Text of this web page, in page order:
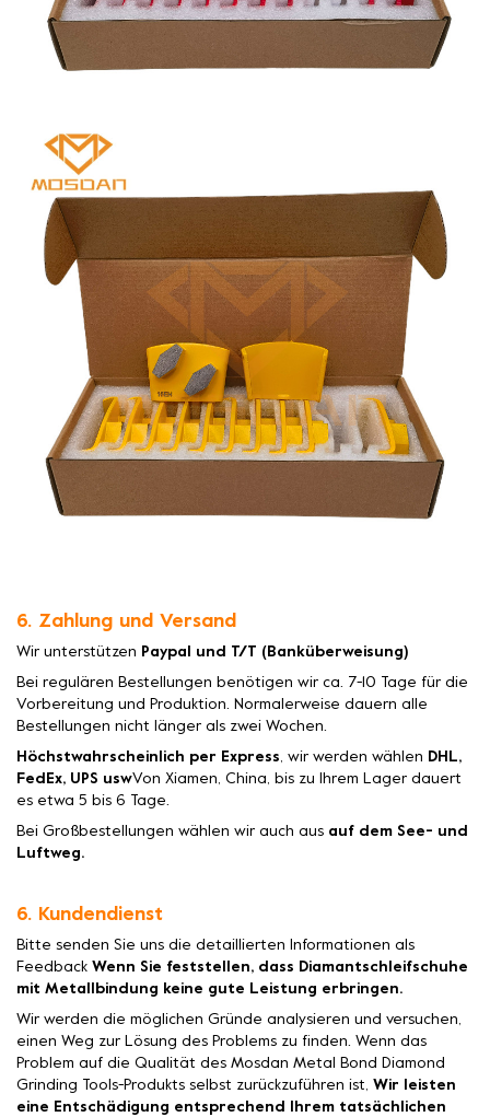
6. Zahlung und Versand
Wir unterstützen Paypal und T/T (Banküberweisung)
Bei regulären Bestellungen benötigen wir ca. 7-10 Tage für die
Vorbereitung und Produktion. Normalerweise dauern alle
Bestellungen nicht länger als zwei Wochen.
Höchstwahrscheinlich per Express, wir werden wählen DHL,
FedEx, UPS uswVon Xiamen, China, bis zu Ihrem Lager dauert
es etwa 5 bis 6 Tage.
Bei Großbestellungen wählen wir auch aus auf dem See- und
Luftweg.
6. Kundendienst
Bitte senden Sie uns die detaillierten Informationen als
Feedback Wenn Sie feststellen, dass Diamantschleifschuhe
mit Metallbindung keine gute Leistung erbringen.
Wir werden die möglichen Gründe analysieren und versuchen,
einen Weg zur Lösung des Problems zu finden. Wenn das
Problem auf die Qualität des Mosdan Metal Bond Diamond
Grinding Tools-Produkts selbst zurückzuführen ist, Wir leisten
eine Entschädigung entsprechend Ihrem tatsächlichen